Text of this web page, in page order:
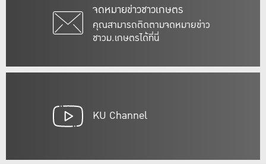
จดหมายข่าวชาวเกษตร
คุณสามารถติดตามจดหมายข่าว
ชาวม.เกษตรได้ที่นี่
KU Channel